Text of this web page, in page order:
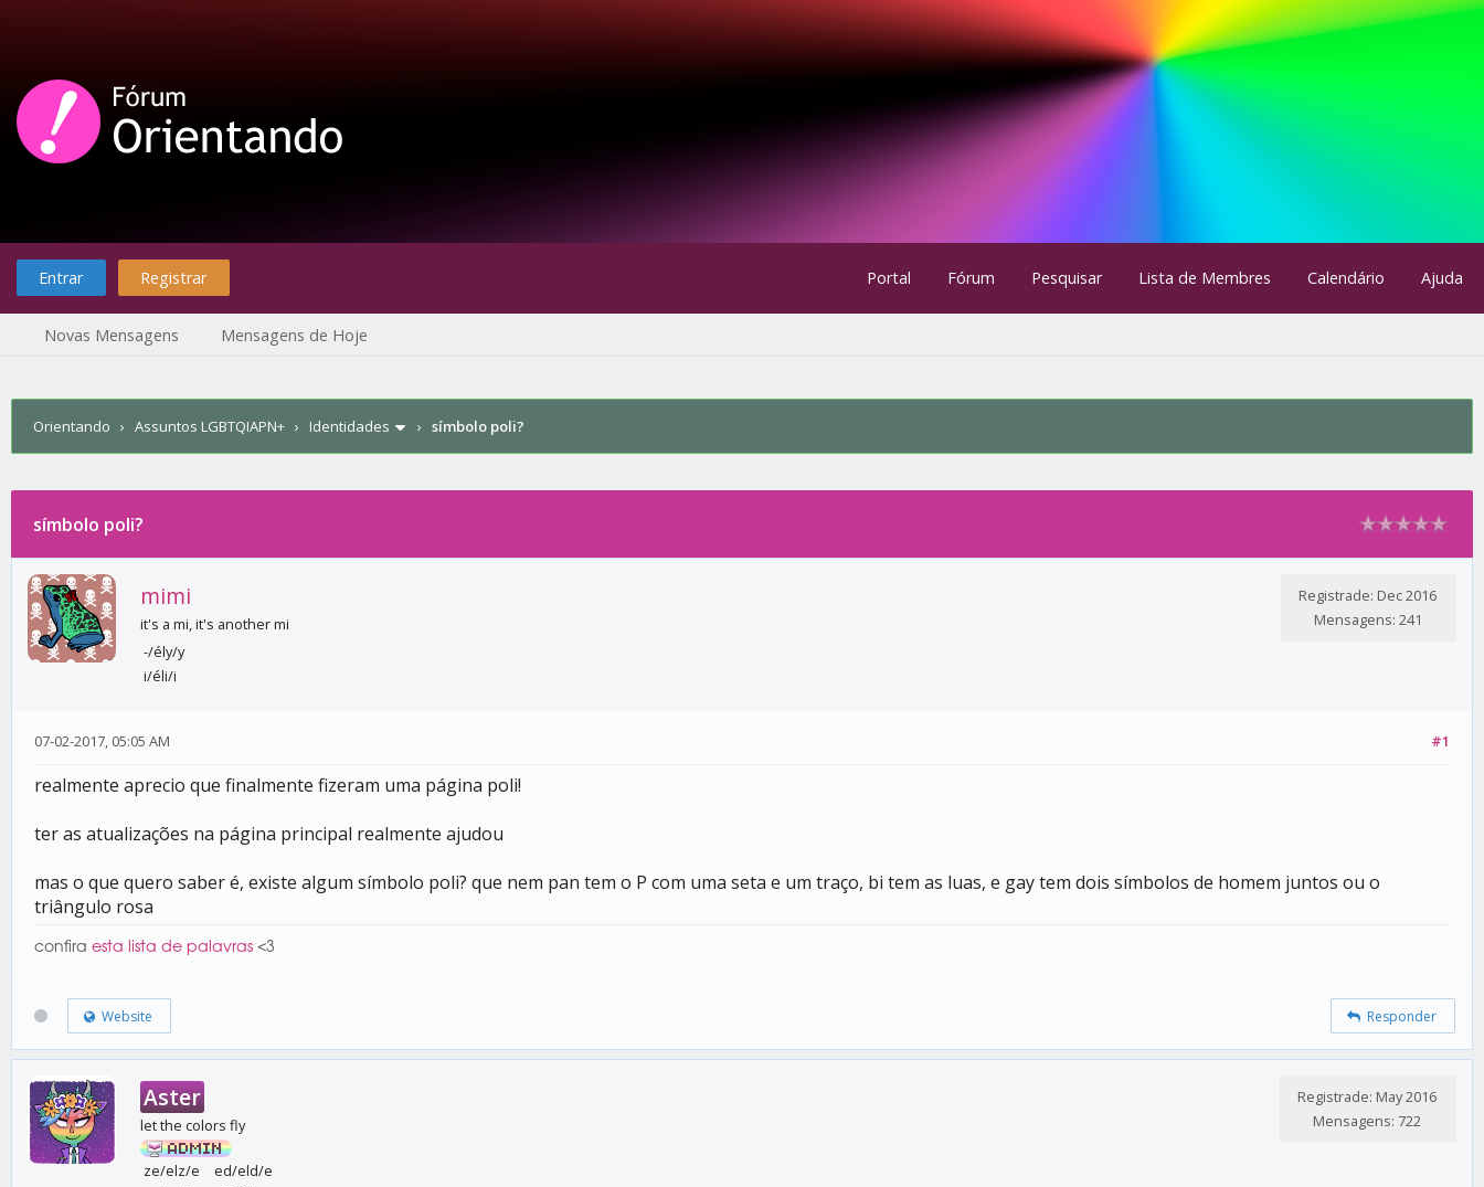
Entrar Registrar Portal Fórum Pesquisar Lista de Membres Calendário Ajuda
Novas Mensagens Mensagens de Hoje
Orientando › Assuntos LGBTQIAPN+ › Identidades › símbolo poli?
símbolo poli?
mimi
it's a mi, it's another mi
-/ély/y
i/éli/i
Registrade: Dec 2016
Mensagens: 241
#1
07-02-2017, 05:05 AM
realmente aprecio que finalmente fizeram uma página poli!
ter as atualizações na página principal realmente ajudou
mas o que quero saber é, existe algum símbolo poli? que nem pan tem o P com uma seta e um traço, bi tem as luas, e gay tem dois símbolos de homem juntos ou o
triângulo rosa
confira esta lista de palavras <3
Website Responder
Aster
let the colors fly
ze/elz/e
ed/eld/e
Registrade: May 2016
Mensagens: 722